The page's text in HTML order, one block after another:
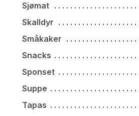
Sjømat
Skalldyr
Småkaker
Snacks
Sponset
Suppe
Tapas